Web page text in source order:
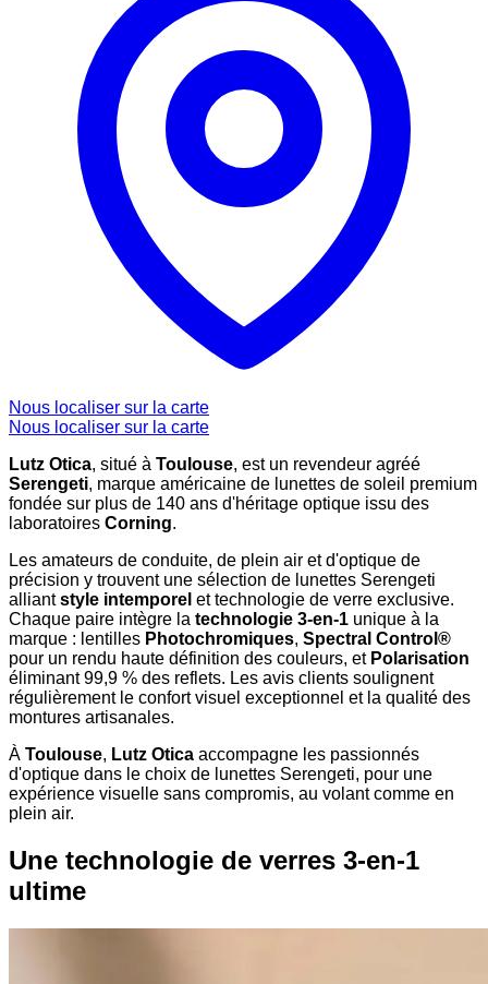
Nous localiser sur la carte
Nous localiser sur la carte
Lutz Otica, situé à Toulouse, est un revendeur agréé
Serengeti, marque américaine de lunettes de soleil premium
fondée sur plus de 140 ans d'héritage optique issu des
laboratoires Corning.
Les amateurs de conduite, de plein air et d'optique de
précision y trouvent une sélection de lunettes Serengeti
alliantstyle intemporel et technologie de verre exclusive.
Chaque paire intègre la technologie 3-en-1 unique à la
marque : lentilles Photochromiques, Spectral Control®
pour un rendu haute définition des couleurs, et Polarisation
éliminant 99,9 % des reflets. Les avis clients soulignent
régulièrement le confort visuel exceptionnel et la qualité des
montures artisanales.
À Toulouse, Lutz Otica accompagne les passionnés
d'optique dans le choix de lunettes Serengeti, pour une
expérience visuelle sans compromis, au volant comme en
plein air.
Une technologie de verres 3-en-1
ultime